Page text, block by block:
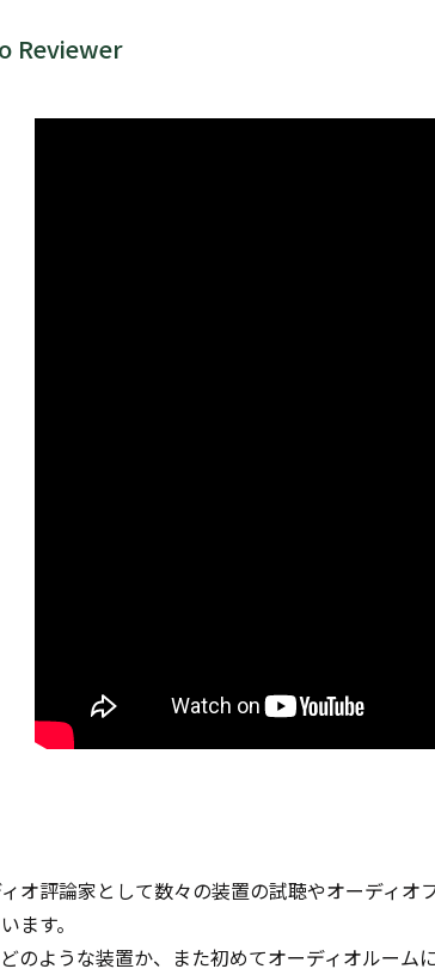
Reviewer
オ評論家として数々の装置の試聴やオーディ
ます。
のような装置か、また初めてオーディオルーム